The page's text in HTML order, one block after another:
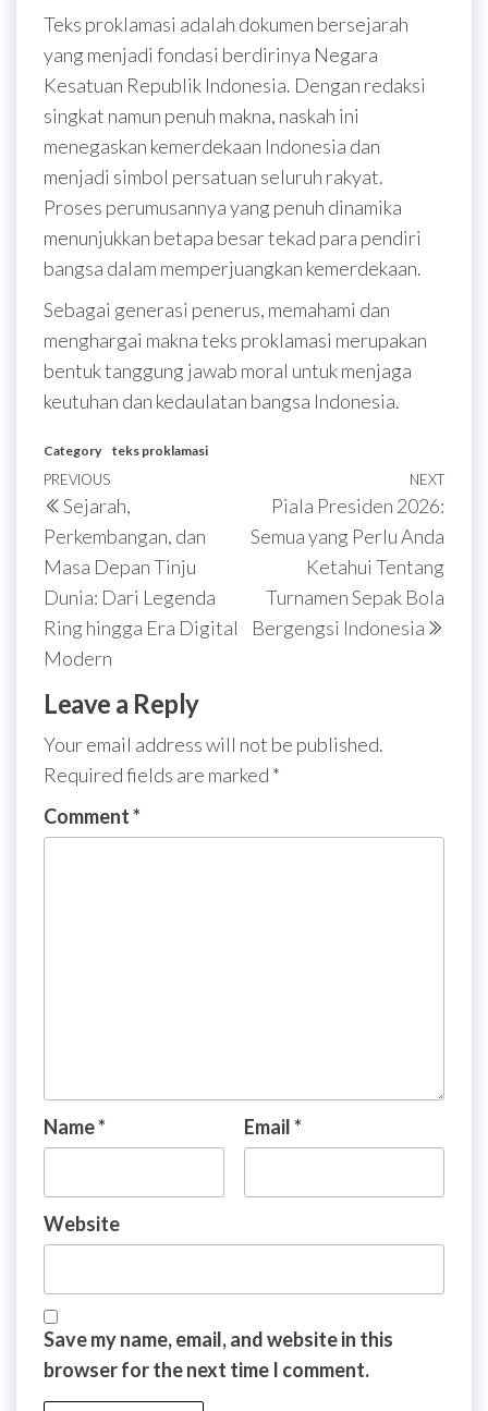
Teks proklamasi adalah dokumen bersejarah
yang menjadi fondasi berdirinya Negara
Kesatuan Republik Indonesia. Dengan redaksi
singkat namun penuh makna, naskah ini
menegaskan kemerdekaan Indonesia dan
menjadi simbol persatuan seluruh rakyat.
Proses perumusannya yang penuh dinamika
menunjukkan betapa besar tekad para pendiri
bangsa dalam memperjuangkan kemerdekaan.
Sebagai generasi penerus, memahami dan
menghargai makna teks proklamasi merupakan
bentuk tanggung jawab moral untuk menjaga
keutuhan dan kedaulatan bangsa Indonesia.
Category teks proklamasi
Post
navigation
Previous
Post
PREVIOUS
Sejarah,
Perkembangan, dan
Masa Depan Tinju
Dunia: Dari Legenda
Ring hingga Era Digital
Modern
Next
NEXT
Piala Presiden 2026:
Semua yang Perlu Anda
Ketahui Tentang
Turnamen Sepak Bola
Bergengsi Indonesia
Leave a Reply
Your email address will not be published.
Required fields are marked *
Comment*
Name* Email*
Website
Save my name, email, and website in this
browser for the next time I comment.